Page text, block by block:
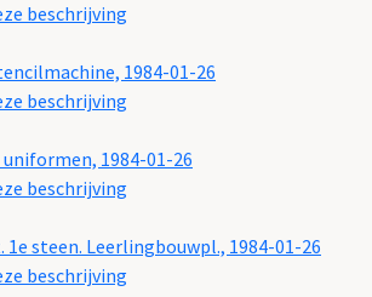
beschrijving
1984-01-26
beschrijving
uniformen, 1984-01-26
beschrijving
steen. Leerlingbouwpl., 1984-01-26
beschrijving